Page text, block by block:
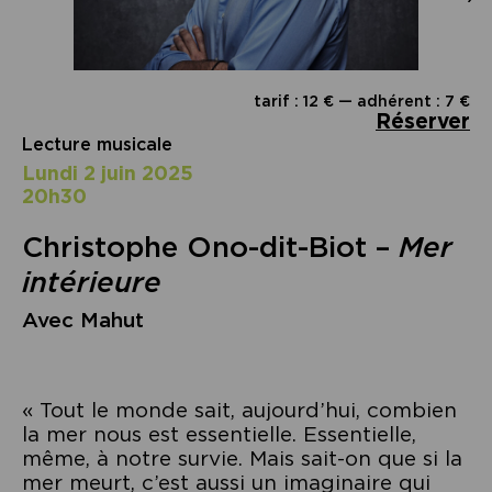
tarif : 12 € — adhérent : 7 €
Réserver
Lecture musicale
lundi 2 juin 2025
20h30
Christophe Ono-dit-Biot – Mer
intérieure
Avec Mahut
« Tout le monde sait, aujourd’hui, combien
la mer nous est essentielle. Essentielle,
même, à notre survie. Mais sait-on que si la
mer meurt, c’est aussi un imaginaire qui